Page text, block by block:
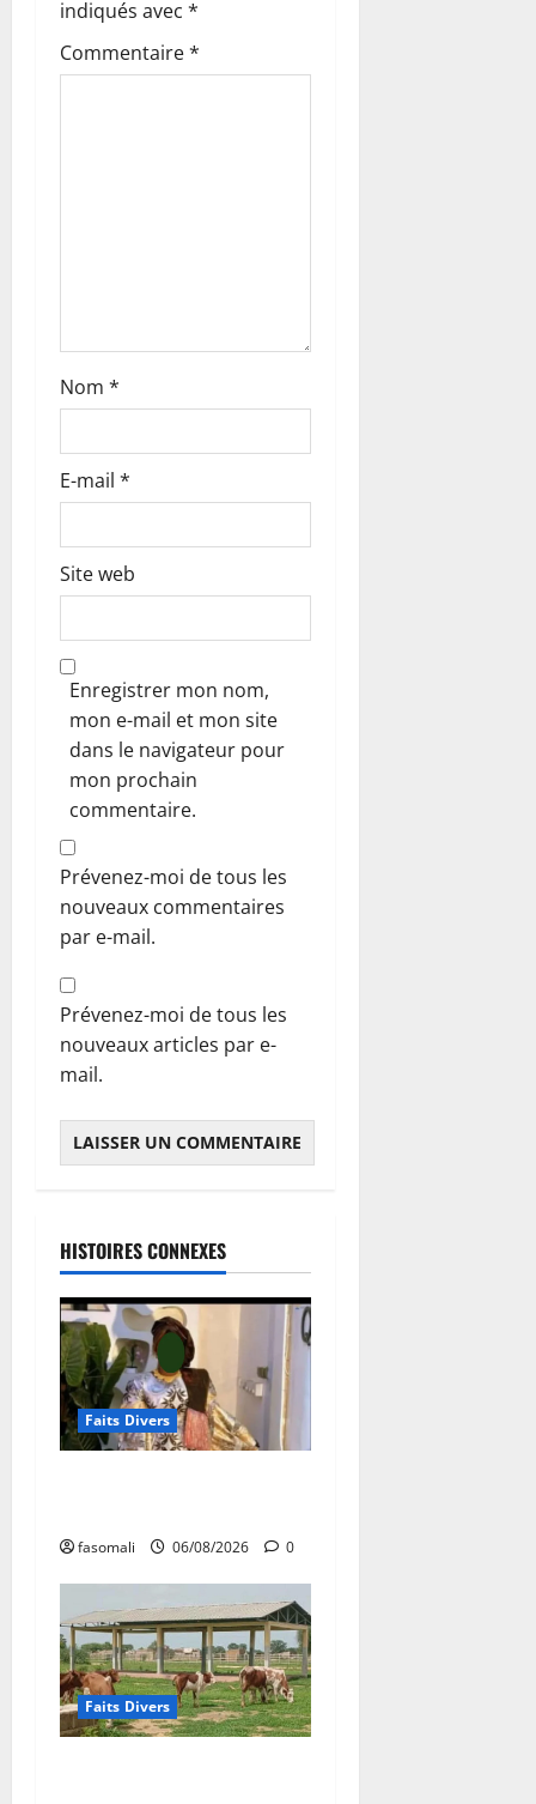
n
d
c
l
e
indiqués avec *
Commentaire*
Nom *
E-mail *
Site web
Enregistrer mon nom,
mon e-mail et mon site
dans le navigateur pour
mon prochain
commentaire.
Prévenez-moi de tous les
nouveaux commentaires
par e-mail.
Prévenez-moi de tous les
nouveaux articles par e-
mail.
HISTOIRES CONNEXES
Faits Divers
fasomali 06/08/2026 0
Faits Divers